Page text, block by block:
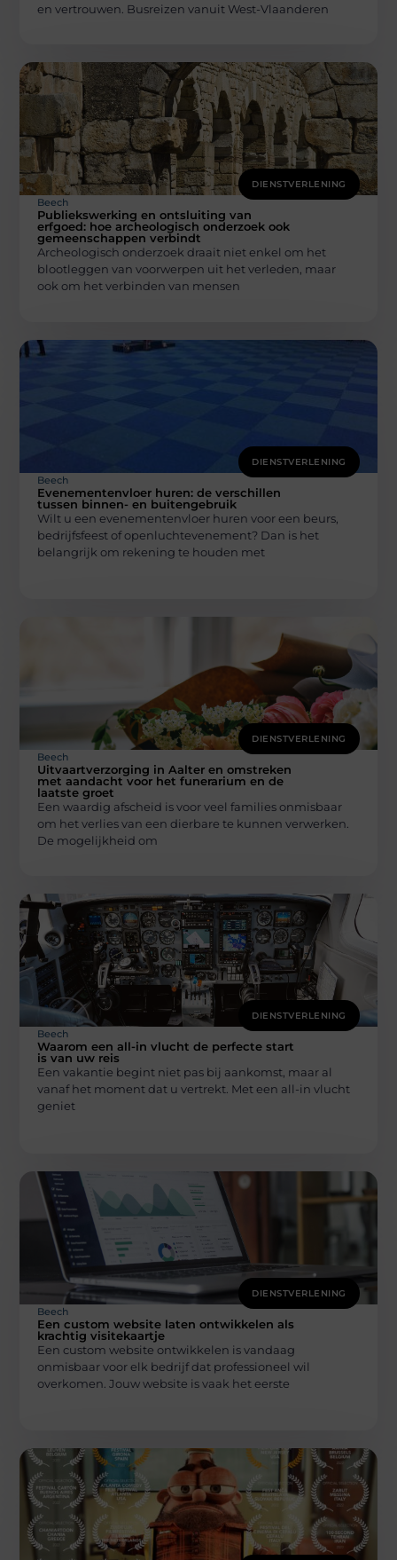
en vertrouwen. Busreizen vanuit West-Vlaanderen
DIENSTVERLENING
Beech
Publiekswerking en ontsluiting van
erfgoed: hoe archeologisch onderzoek ook
gemeenschappen verbindt
Archeologisch onderzoek draait niet enkel om het
blootleggen van voorwerpen uit het verleden, maar
ook om het verbinden van mensen
DIENSTVERLENING
Beech
Evenementenvloer huren: de verschillen
tussen binnen- en buitengebruik
Wilt u een evenementenvloer huren voor een beurs,
bedrijfsfeest of openluchtevenement? Dan is het
belangrijk om rekening te houden met
DIENSTVERLENING
Beech
Uitvaartverzorging in Aalter en omstreken
met aandacht voor het funerarium en de
laatste groet
Een waardig afscheid is voor veel families onmisbaar
om het verlies van een dierbare te kunnen verwerken.
De mogelijkheid om
DIENSTVERLENING
Beech
Waarom een all-in vlucht de perfecte start
is van uw reis
Een vakantie begint niet pas bij aankomst, maar al
vanaf het moment dat u vertrekt. Met een all-in vlucht
geniet
DIENSTVERLENING
Beech
Een custom website laten ontwikkelen als
krachtig visitekaartje
Een custom website ontwikkelen is vandaag
onmisbaar voor elk bedrijf dat professioneel wil
overkomen. Jouw website is vaak het eerste